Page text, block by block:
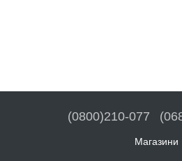
(0800)210-077
Магазини